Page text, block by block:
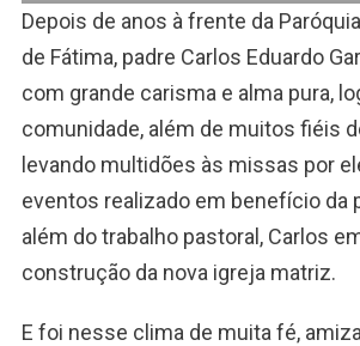
Depois de anos à frente da
de Fátima, padre Carlos Eduardo
com grande carisma e alma pura,
comunidade, além de muitos fiéis
levando multidões às missas por
eventos realizado em benefício da
além do trabalho pastoral, Carlos
construção da nova igreja matriz.
E foi nesse clima de muita fé,